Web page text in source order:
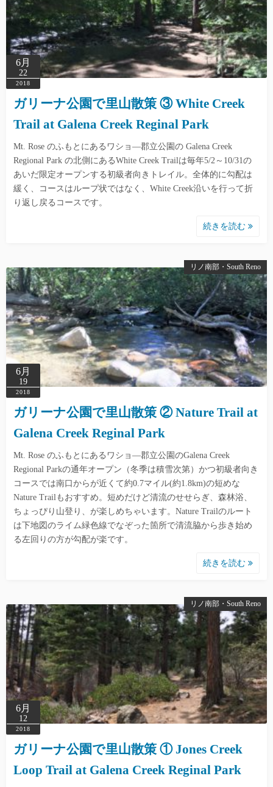
6月
22
2018
ガリーナ公園で里山散策 ③ White Creek
Trail at Galena Creek Reginal Park
Mt. Rose のふもとにあるワショ―郡立公園の Galena Creek
Regional Park の北側にあるWhite Creek Trailは毎年5/2～10/31の
あいだ限定オープンする初級者向きトレイル。全体的に勾配は
緩く、コースはループ状ではなく、White Creek沿いを行って折
り返し戻るコースです。
続きを読む
リノ南部・South Reno
6月
19
2018
ガリーナ公園で里山散策 ② Nature Trail at
Galena Creek Reginal Park
Mt. Rose のふもとにあるワショ―郡立公園のGalena Creek
Regional Parkの通年オープン（冬季は積雪次第）かつ初級者向き
コースでは南口からが近くて約0.7マイル(約1.8km)の短めな
Nature Trailもおすすめ。短めだけど清流のせせらぎ、森林浴、
ちょっぴり山登り、が楽しめちゃいます。Nature Trailのルート
は下地図のライム緑色線でなぞった箇所で清流脇から歩き始め
る左回りの方が勾配が楽です。
続きを読む
リノ南部・South Reno
6月
12
2018
ガリーナ公園で里山散策 ① Jones Creek
Loop Trail at Galena Creek Reginal Park